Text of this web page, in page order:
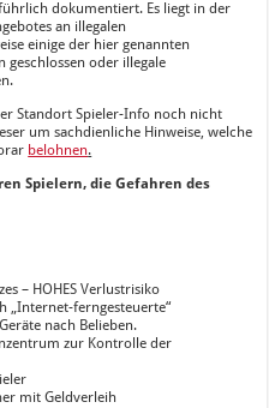
dokumentiert. Es liegt in der
an illegalen
einige der hier genannten
oder illegale
Standort Spieler-Info noch nicht
um sachdienliche Hinweise, welche
belohnen.
Spielern, die Gefahren des
– HOHES Verlustrisiko
„Internet-ferngesteuerte“
nach Belieben.
zur Kontrolle der
mit Geldverleih